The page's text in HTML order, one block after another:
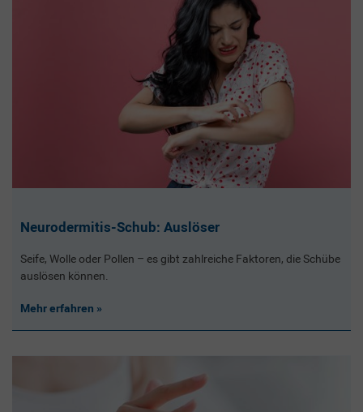
Neurodermitis-Schub: Auslöser
Seife, Wolle oder Pollen – es gibt zahlreiche Faktoren, die Schübe
auslösen können.
Mehr erfahren